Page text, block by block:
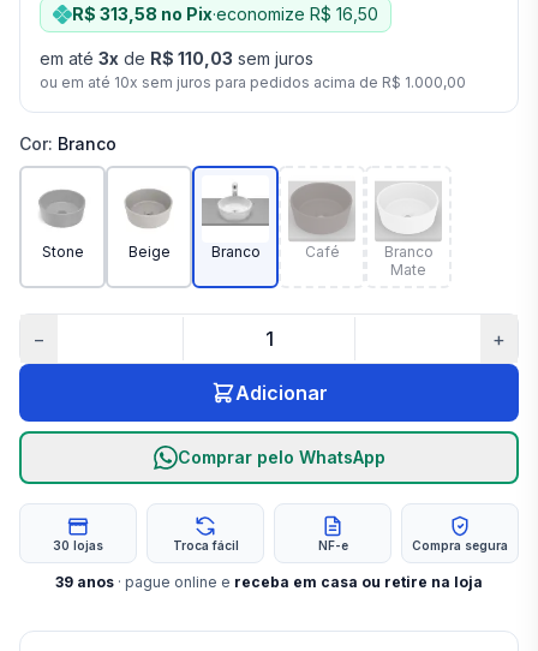
R$ 313,58 no Pix·economize R$ 16,50
em até 3x de R$ 110,03 sem juros
ou em até 10x sem juros para pedidos acima de R$ 1.000,00
Cor: Branco
Stone Beige Branco Café
Branco
Mate
− +
Adicionar
Comprar pelo WhatsApp
30 lojas Troca fácil NF-e Compra segura
39 anos · pague online e receba em casa ou retire na loja